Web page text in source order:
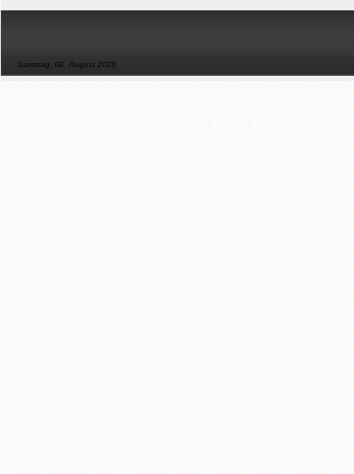
Samstag, 08. August 2026